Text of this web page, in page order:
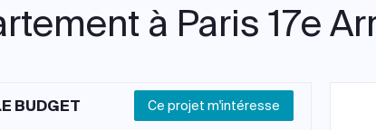
à Paris 17e
BUDGET Ce projet m'intéresse